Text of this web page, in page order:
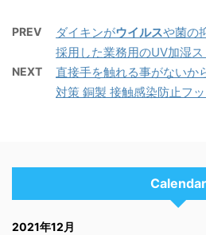
PREV ダイキンがウイルスや菌の
採用した業務用のUV加湿
NEXT 直接手を触れる事がないか
対策 銅製 接触感染防止フ
Calendar
2021年12月